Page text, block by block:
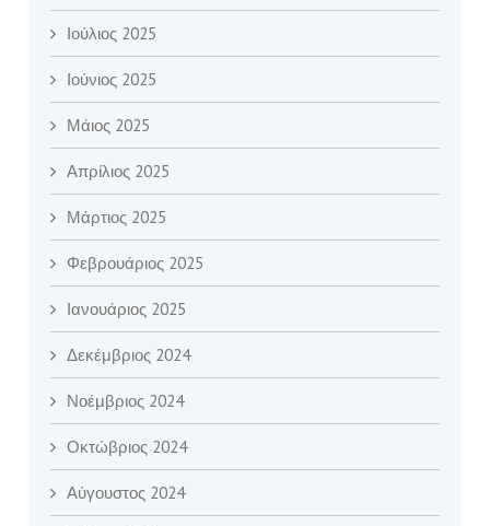
Ιούλιος 2025
Ιούνιος 2025
Μάιος 2025
Απρίλιος 2025
Μάρτιος 2025
Φεβρουάριος 2025
Ιανουάριος 2025
Δεκέμβριος 2024
Νοέμβριος 2024
Οκτώβριος 2024
Αύγουστος 2024